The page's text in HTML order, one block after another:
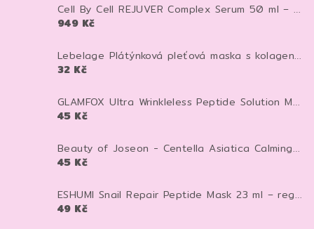
Cell By Cell REJUVER Complex Serum 50 ml – anti-age sérum pro zpevnění a regeneraci pleti
949 Kč
Lebelage Plátýnková pleťová maska s kolagenem Dr. Capsule Collagen Mask Pack 28 ml 1 ks
32 Kč
GLAMFOX Ultra Wrinkleless Peptide Solution Mask 25 g – peptidová pleťová maska pro vyhlazení, hydrataci a pevnější vzhled pleti
45 Kč
Beauty of Joseon - Centella Asiatica Calming Mask - Zklidňující textilní maska - 25 ml
45 Kč
ESHUMI Snail Repair Peptide Mask 23 ml – regenerační plátýnková maska se šnečím mucinem a peptidy pro hydrataci a pevnější pleť
49 Kč